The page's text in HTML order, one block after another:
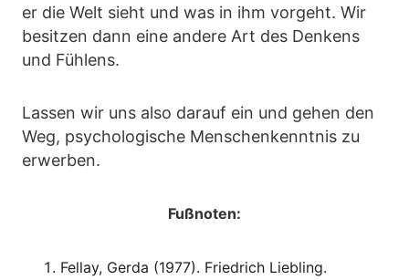
er die Welt sieht und was in ihm vorgeht. Wir
besitzen dann eine andere Art des Denkens
und Fühlens.
Lassen wir uns also darauf ein und gehen den
Weg, psychologische Menschenkenntnis zu
erwerben.
Fußnoten:
Fellay, Gerda (1977). Friedrich Liebling.